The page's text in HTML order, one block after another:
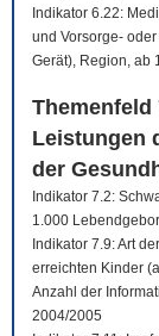
Indikator 6.22:
und Vorsorge-
Gerät), Region, ab
Themenfeld
Leistungen
der
Indikator 7.2:
1.000
Indikator 7.9: Art
erreichten Kinder
Anzahl der
2004/2005